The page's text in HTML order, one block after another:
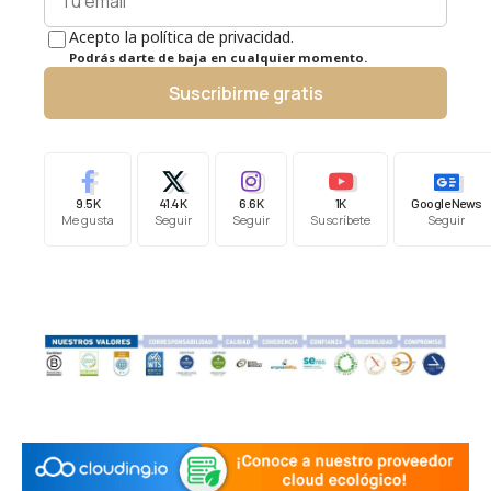
Acepto la política de privacidad.
Podrás darte de baja en cualquier momento.
Suscribirme gratis
9.5K
Me gusta
41.4K
Seguir
6.6K
Seguir
1K
Suscríbete
Google News
Seguir